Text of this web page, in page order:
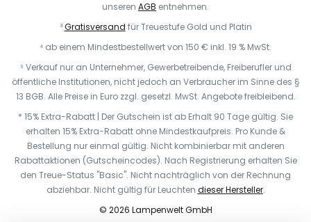
unseren AGB entnehmen.
³Gratisversand für Treuestufe Gold und Platin
⁴ ab einem Mindestbestellwert von 150 € inkl. 19 % MwSt.
⁵ Verkauf nur an Unternehmer, Gewerbetreibende, Freiberufler und
öffentliche Institutionen, nicht jedoch an Verbraucher im Sinne des §
13 BGB. Alle Preise in Euro zzgl. gesetzl. MwSt. Angebote freibleibend.
* 15% Extra-Rabatt | Der Gutschein ist ab Erhalt 90 Tage gültig. Sie
erhalten 15% Extra-Rabatt ohne Mindestkaufpreis. Pro Kunde &
Bestellung nur einmal gültig. Nicht kombinierbar mit anderen
Rabattaktionen (Gutscheincodes). Nach Registrierung erhalten Sie
den Treue-Status "Basic". Nicht nachträglich von der Rechnung
abziehbar. Nicht gültig für Leuchten dieser Hersteller.
© 2026 Lampenwelt GmbH